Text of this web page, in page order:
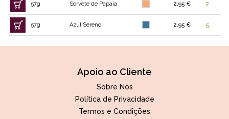
57g Sorvete de Papaia 2.95 € 2
57g Azul Sereno 2.95 € 5
Apoio ao Cliente
Sobre Nós
Política de Privacidade
Termos e Condições